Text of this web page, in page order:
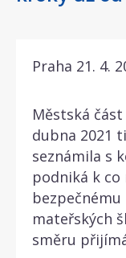
Praha 21. 4.
Městská
dubna 2021
seznámila s
podniká k co
mateřských
směru